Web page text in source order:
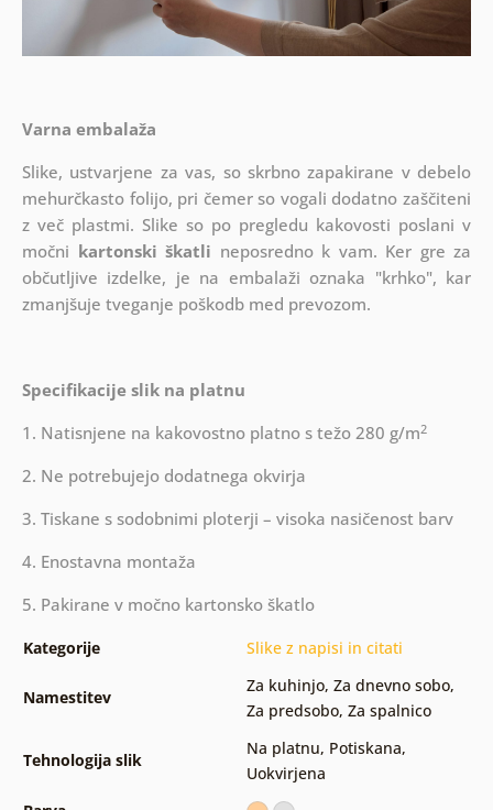
Varna embalaža
Slike, ustvarjene za vas, so skrbno zapakirane v debelo
mehurčkasto folijo, pri čemer so vogali dodatno zaščiteni
z več plastmi. Slike so po pregledu kakovosti poslani v
močni kartonski škatli neposredno k vam. Ker gre za
občutljive izdelke, je na embalaži oznaka "krhko", kar
zmanjšuje tveganje poškodb med prevozom.
Specifikacije slik na platnu
1. Natisnjene na kakovostno platno s težo 280 g/m2
2. Ne potrebujejo dodatnega okvirja
3. Tiskane s sodobnimi ploterji – visoka nasičenost barv
4. Enostavna montaža
5. Pakirane v močno kartonsko škatlo
Kategorije Slike z napisi in citati
Namestitev
Za kuhinjo, Za dnevno sobo,
Za predsobo, Za spalnico
Tehnologija slik
Na platnu, Potiskana,
Uokvirjena